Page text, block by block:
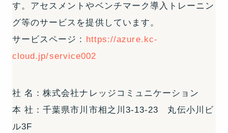
す。アセスメントやベンチマーク導入トレーニン
グ等のサービスを提供しています。
サービスページ : https://azure.kc-
cloud.jp/service002
社 名：株式会社ナレッジコミュニケーション
本 社：千葉県市川市相之川3-13-23 丸伝小川ビ
ル3F